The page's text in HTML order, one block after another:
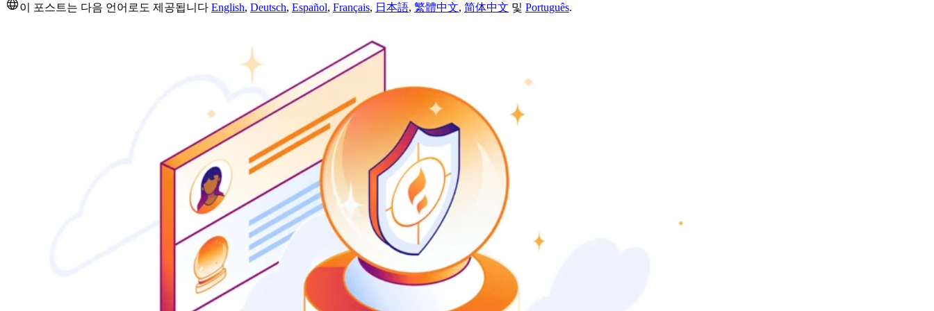
이 포스트는 다음 언어로도 제공됩니다 English, Deutsch, Español, Français, 日本語, 繁體中文, 简体中文 및 Português.